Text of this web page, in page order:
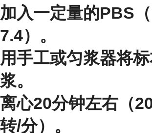
加入一定量的PBS
7.4）。
用手工或匀浆器将
浆。
离心20分钟左右（
转/分）。